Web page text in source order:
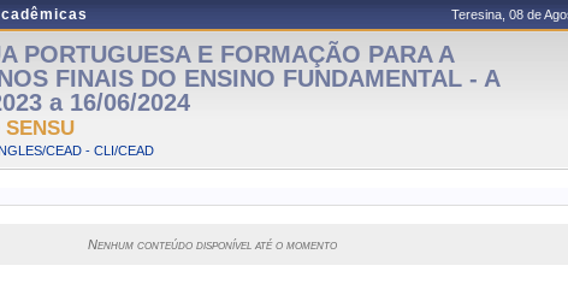
Teresina, 08 de
PORTUGUESA E FORMAÇÃO PARA A
FINAIS DO ENSINO FUNDAMENTAL - A
a 16/06/2024
CEAD - CLI/CEAD
Nenhum conteúdo disponível até o momento